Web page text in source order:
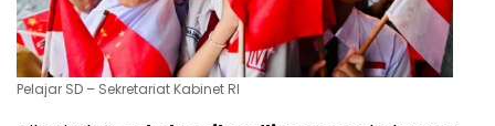
Pelajar SD – Sekretariat Kabinet RI